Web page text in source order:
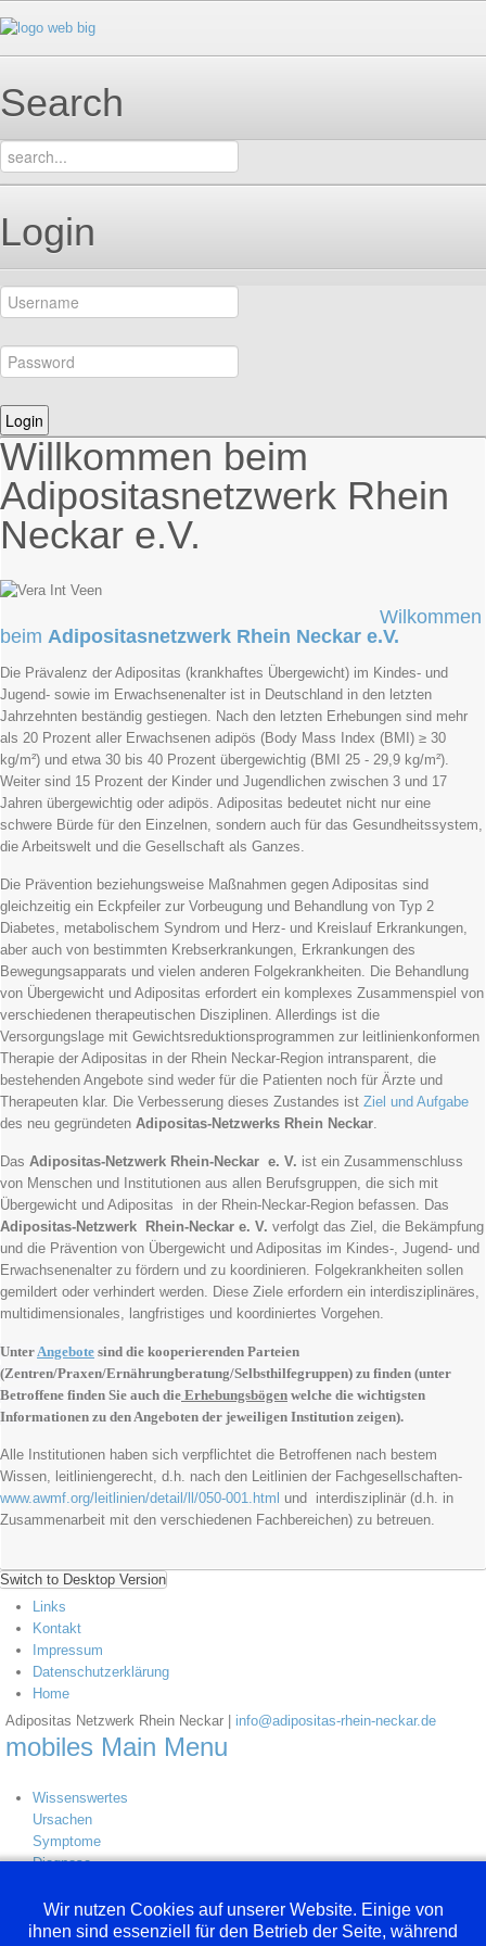
Search
Login
Willkommen beim
Adipositasnetzwerk Rhein
Neckar e.V.
Wilkommen
beim Adipositasnetzwerk Rhein Neckar e.V.
Die Prävalenz der Adipositas (krankhaftes Übergewicht) im Kindes- und
Jugend- sowie im Erwachsenenalter ist in Deutschland in den letzten
Jahrzehnten beständig gestiegen. Nach den letzten Erhebungen sind mehr
als 20 Prozent aller Erwachsenen adipös (Body Mass Index (BMI) ≥ 30
kg/m²) und etwa 30 bis 40 Prozent übergewichtig (BMI 25 - 29,9 kg/m²).
Weiter sind 15 Prozent der Kinder und Jugendlichen zwischen 3 und 17
Jahren übergewichtig oder adipös. Adipositas bedeutet nicht nur eine
schwere Bürde für den Einzelnen, sondern auch für das Gesundheitssystem,
die Arbeitswelt und die Gesellschaft als Ganzes.
Die Prävention beziehungsweise Maßnahmen gegen Adipositas sind
gleichzeitig ein Eckpfeiler zur Vorbeugung und Behandlung von Typ 2
Diabetes, metabolischem Syndrom und Herz- und Kreislauf Erkrankungen,
aber auch von bestimmten Krebserkrankungen, Erkrankungen des
Bewegungsapparats und vielen anderen Folgekrankheiten. Die Behandlung
von Übergewicht und Adipositas erfordert ein komplexes Zusammenspiel von
verschiedenen therapeutischen Disziplinen. Allerdings ist die
Versorgungslage mit Gewichtsreduktionsprogrammen zur leitlinienkonformen
Therapie der Adipositas in der Rhein Neckar-Region intransparent, die
bestehenden Angebote sind weder für die Patienten noch für Ärzte und
Therapeuten klar. Die Verbesserung dieses Zustandes ist Ziel und Aufgabe
des neu gegründeten Adipositas-Netzwerks Rhein Neckar.
Das Adipositas-Netzwerk Rhein-Neckar e. V. ist ein Zusammenschluss
von Menschen und Institutionen aus allen Berufsgruppen, die sich mit
Übergewicht und Adipositas in der Rhein-Neckar-Region befassen. Das
Adipositas-Netzwerk Rhein-Neckar e. V. verfolgt das Ziel, die Bekämpfung
und die Prävention von Übergewicht und Adipositas im Kindes-, Jugend- und
Erwachsenenalter zu fördern und zu koordinieren. Folgekrankheiten sollen
gemildert oder verhindert werden. Diese Ziele erfordern ein interdisziplinäres,
multidimensionales, langfristiges und koordiniertes Vorgehen.
UnterAngebote sind die kooperierenden Parteien
(Zentren/Praxen/Ernährungberatung/Selbsthilfegruppen) zu finden (unter
Betroffene finden Sie auch die Erhebungsbögen welche die wichtigsten
Informationen zu den Angeboten der jeweiligen Institution zeigen).
Alle Institutionen haben sich verpflichtet die Betroffenen nach bestem
Wissen, leitliniengerecht, d.h. nach den Leitlinien der Fachgesellschaften-
www.awmf.org/leitlinien/detail/ll/050-001.html und interdisziplinär (d.h. in
Zusammenarbeit mit den verschiedenen Fachbereichen) zu betreuen.
Switch to Desktop Version
Links
Kontakt
Impressum
Datenschutzerklärung
Home
Adipositas Netzwerk Rhein Neckar | info@adipositas-rhein-neckar.de
mobiles Main Menu
Wissenswertes
Ursachen
Symptome
Diagnose
Links
Therapie
Wir nutzen Cookies auf unserer Website. Einige von
ihnen sind essenziell für den Betrieb der Seite, während